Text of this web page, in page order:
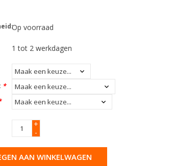
Op voorraad
1 tot 2 werkdagen
*
+
-
AAN WINKELWAGEN